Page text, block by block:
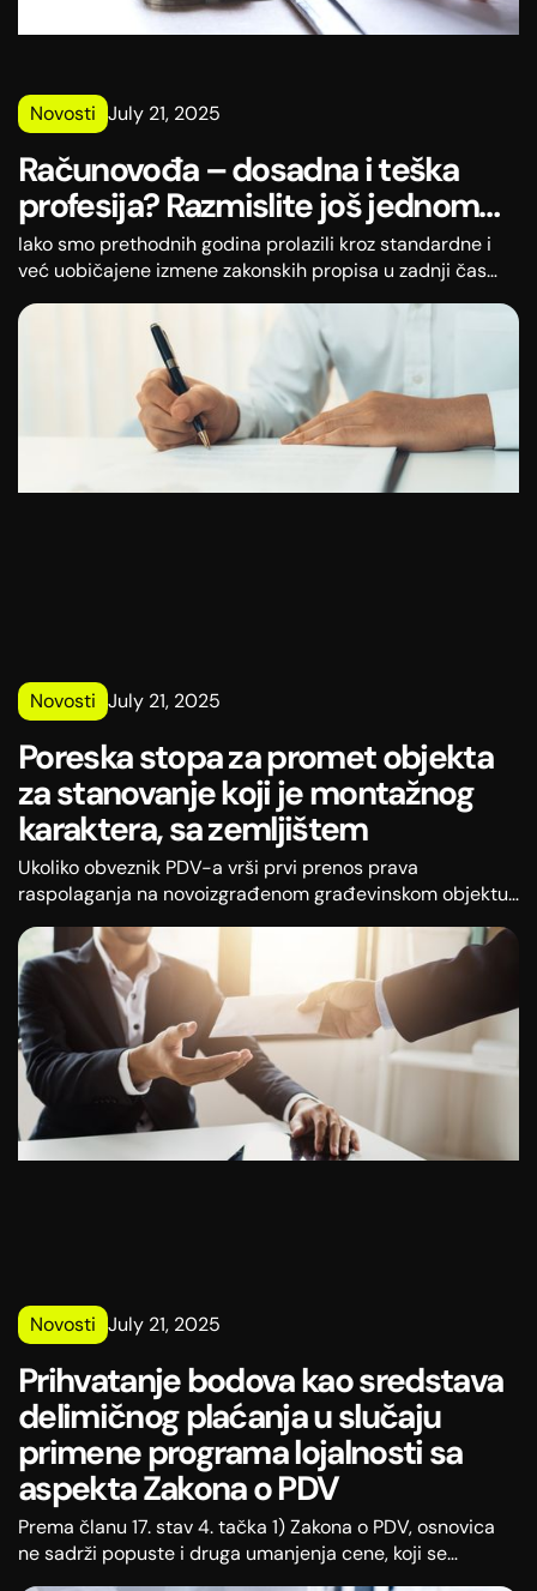
Novosti July 21, 2025
Računovođa – dosadna i teška
profesija? Razmislite još jednom…
Iako smo prethodnih godina prolazili kroz standardne i
već uobičajene izmene zakonskih propisa u zadnji čas
put svedoci, čini se tektonskih promena koje iz korena
menjaju svakodnevicu profesionalnih računovođa.
Novosti July 21, 2025
Poreska stopa za promet objekta
za stanovanje koji je montažnog
karaktera, sa zemljištem
Ukoliko obveznik PDV-a vrši prvi prenos prava
raspolaganja na novoizgrađenom građevinskom objektu
objekta i koje služi redovnoj upotrebi tog objekta),
primenjuje se posebna stopa PDV-a od 10%.
Novosti July 21, 2025
Prihvatanje bodova kao sredstava
delimičnog plaćanja u slučaju
primene programa lojalnosti sa
aspekta Zakona o PDV
Prema članu 17. stav 4. tačka 1) Zakona o PDV, osnovica
ne sadrži popuste i druga umanjenja cene, koji se